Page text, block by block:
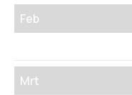
Feb
Mrt